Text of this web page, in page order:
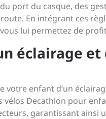
port du casque, des
En intégrant ces
lui permettez de
éclairage
votre enfant d’un
vélos Decathlon pour
garantissant ainsi